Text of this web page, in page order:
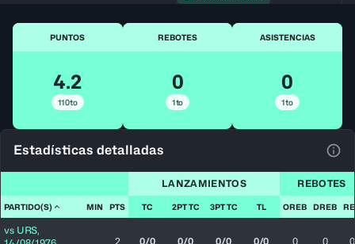
PUNTOS
4.2
110to
REBOTES
0
1to
ASISTENCIAS
0
1to
Estadísticas detalladas
LANZAMIENTOS REBOTES
PARTIDO(S) MIN PTS TC 2PT TC 3PT TC TL OREB DREB
vs URS,
2 0/0 0/0 0/0 0/0 0 0 0